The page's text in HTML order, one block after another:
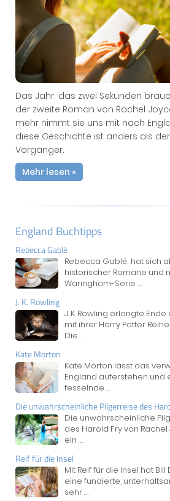
Das Jahr, das zwei Sekunden
der zweite Roman von Rachel
mehr nimmt sie uns mit nach
diese Geschichte ist anders als der
Vorgänger.
Mehr lesen »
England Buchtipps
Rebecca Gablé
Rebecca Gablé; hat sich
historischer Romane und
Waringham-Serie ...
J. K. Rowling
J. K. Rowling erlangte
mit ihrer Harry Potter
Die ...
Kate Morton
Kate Morton lässt das
England auferstehen und
fesselnde ...
Die unwahrscheinliche Pilgerreise des
Die unwahrscheinliche
des Harold Fry von
ein ...
Reif für die Insel
Mit Reif für die Insel hat Bill
eine fundierte,
sehr...